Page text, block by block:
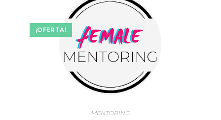
¡OFERTA!
MENTORING